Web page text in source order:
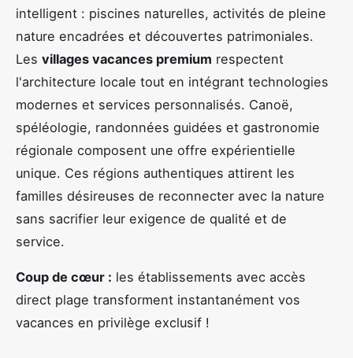
intelligent : piscines naturelles, activités de pleine
nature encadrées et découvertes patrimoniales.
Les villages vacances premium respectent
l'architecture locale tout en intégrant technologies
modernes et services personnalisés. Canoë,
spéléologie, randonnées guidées et gastronomie
régionale composent une offre expérientielle
unique. Ces régions authentiques attirent les
familles désireuses de reconnecter avec la nature
sans sacrifier leur exigence de qualité et de
service.
Coup de cœur : les établissements avec accès
direct plage transforment instantanément vos
vacances en privilège exclusif !